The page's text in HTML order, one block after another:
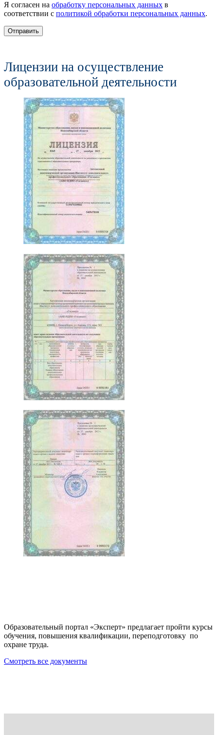
Я согласен на обработку персональных данных в
соответствии с политикой обработки персональных данных.
Отправить
Лицензии на осуществление
образовательной деятельности
Образовательный портал «Эксперт» предлагает пройти курсы
обучения, повышения квалификации, переподготовку по
охране труда.
Смотреть все документы